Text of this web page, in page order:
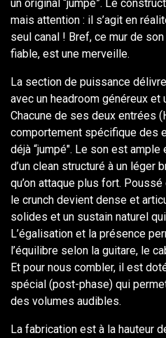
un original “jumpé”. Le
mais attention : il s’agit en
seul canal ! Bref, ce mur de
fiable, est une merveille.
La section de puissance
avec un headroom généreux
Chacune de ses deux entrées
comportement spécifique des
déjà “jumpé". Le son est
d’un clean structuré à un
qu’on attaque plus fort.
le crunch devient dense et
solides et un sustain naturel
L’égalisation et la présence
l’équilibre selon la guitare, le
Et pour nous combler, il est
spécial (post-phase) qui
des volumes audibles.
La fabrication est à la hauteur